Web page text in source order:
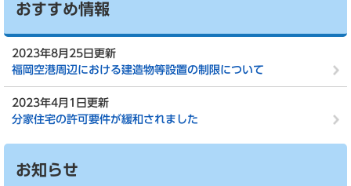
おすすめ情報
2023年8月25日更新
福岡空港周辺における建造物等設置の制限について
2023年4月1日更新
分家住宅の許可要件が緩和されました
お知らせ